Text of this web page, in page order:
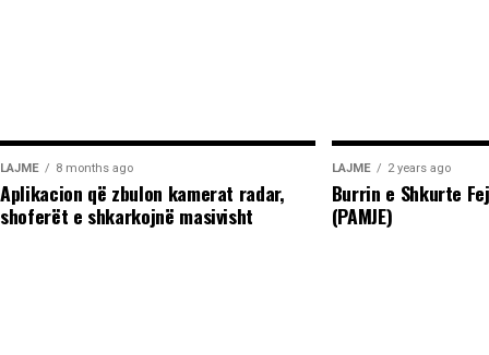
LAJME 8 months ago
Aplikacion që zbulon kamerat radar,
shoferët e shkarkojnë masivisht
LAJME 2 years ago
Burrin e Shkurte
(PAMJE)